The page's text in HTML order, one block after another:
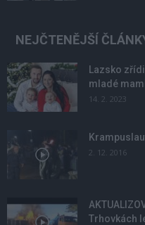
NEJČTENĚJŠÍ
Lazsko
mladé
14. 2. 2023
2. 12. 2016
Trhovkách